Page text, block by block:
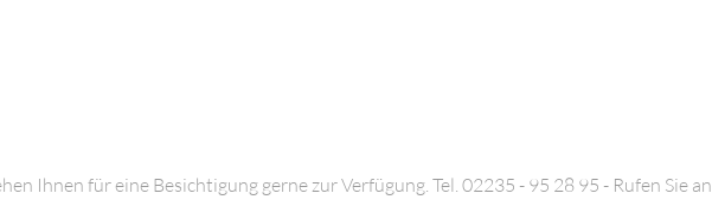
Ihnen für eine Besichtigung gerne zur Verfügung. Tel. 02235 - 95 28 95 - Rufen Sie